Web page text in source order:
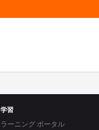
学習
ラーニング ポータル